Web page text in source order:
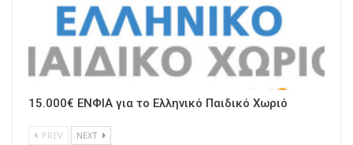
15.000€ ΕΝΦΙΑ για το Ελληνικό Παιδικό Χωριό
PREV NEXT